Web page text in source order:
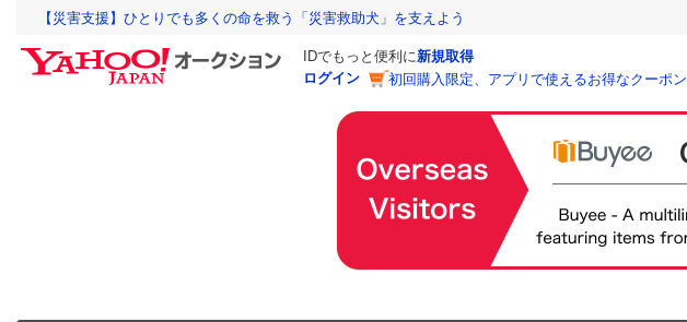
【災害支援】ひとりでも多くの命を救う「災害救助犬」を支えよう
IDでもっと便利に新規取得
ログイン
初回購入限定、アプリで使えるお得なクーポン